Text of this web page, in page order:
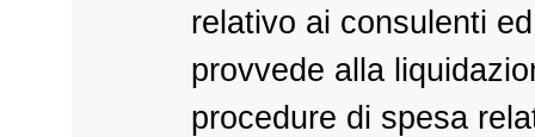
relativo ai consulenti
provvede alla
procedure di spesa